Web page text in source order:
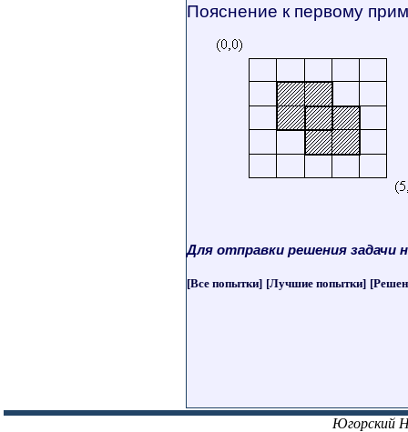
Пояснение к первому
Для отправки решения задачи
[Все попытки] [Лучшие попытки]
Югорский